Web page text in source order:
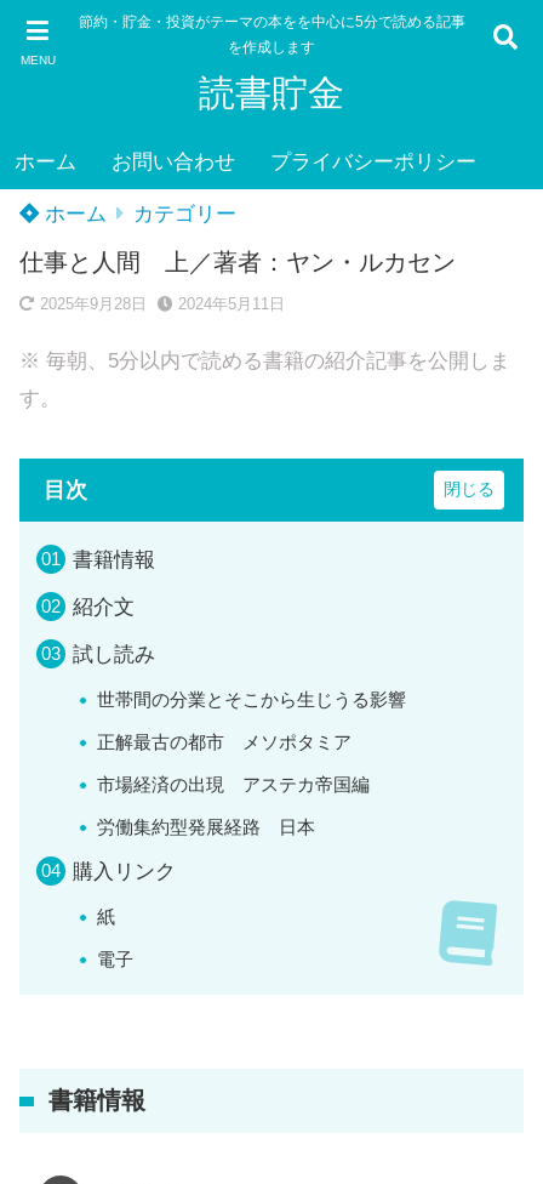
MENU
節約・貯金・投資がテーマの本をを中心に5分で読める記事
を作成します
読書貯金
ホーム お問い合わせ プライバシーポリシー
ホーム カテゴリー
仕事と人間 上／著者：ヤン・ルカセン
2025年9月28日 2024年5月11日
※ 毎朝、5分以内で読める書籍の紹介記事を公開しま
す。
目次
書籍情報
紹介文
試し読み
世帯間の分業とそこから生じうる影響
正解最古の都市 メソポタミア
市場経済の出現 アステカ帝国編
労働集約型発展経路 日本
購入リンク
紙
電子
書籍情報